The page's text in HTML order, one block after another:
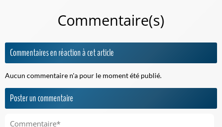
Commentaire(s)
Commentaires en réaction à cet article
Aucun commentaire n'a pour le moment été publié.
Poster un commentaire